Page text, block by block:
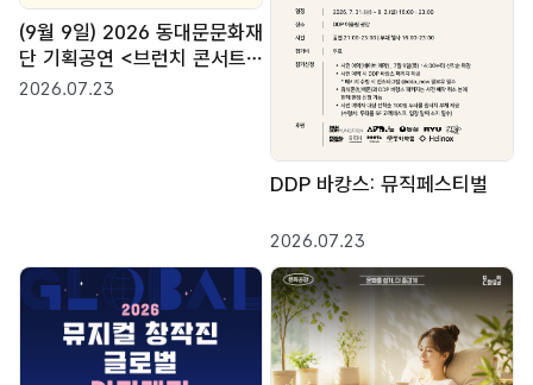
(9월 9일) 2026 동대문문화재
단 기획공연 <브런치 콘서트
아트리움 "국립국악관현악단
2026.07.23
DDP 바캉스: 뮤직페스티벌
2026.07.23